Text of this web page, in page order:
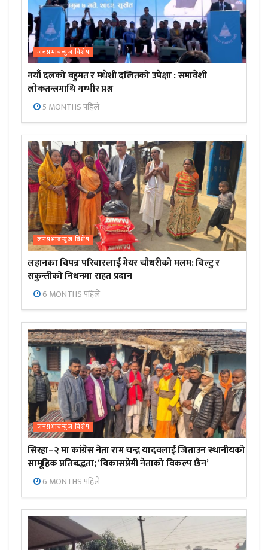
जनप्रभाबन्युज विशेष
नयाँ दलको बहुमत र मधेशी दलितको उपेक्षा : समावेशी
लोकतन्त्रमाथि गम्भीर प्रश्न
5 MONTHS पहिले
जनप्रभाबन्युज विशेष
लहानका विपन्न परिवारलाई मेयर चौधरीको मलम: विल्टु र
सकुन्तीको निधनमा राहत प्रदान
6 MONTHS पहिले
जनप्रभाबन्युज विशेष
सिरहा–२ मा कांग्रेस नेता राम चन्द्र यादवलाई जिताउन स्थानीयको
सामूहिक प्रतिबद्धता; ‘विकासप्रेमी नेताको विकल्प छैन’
6 MONTHS पहिले